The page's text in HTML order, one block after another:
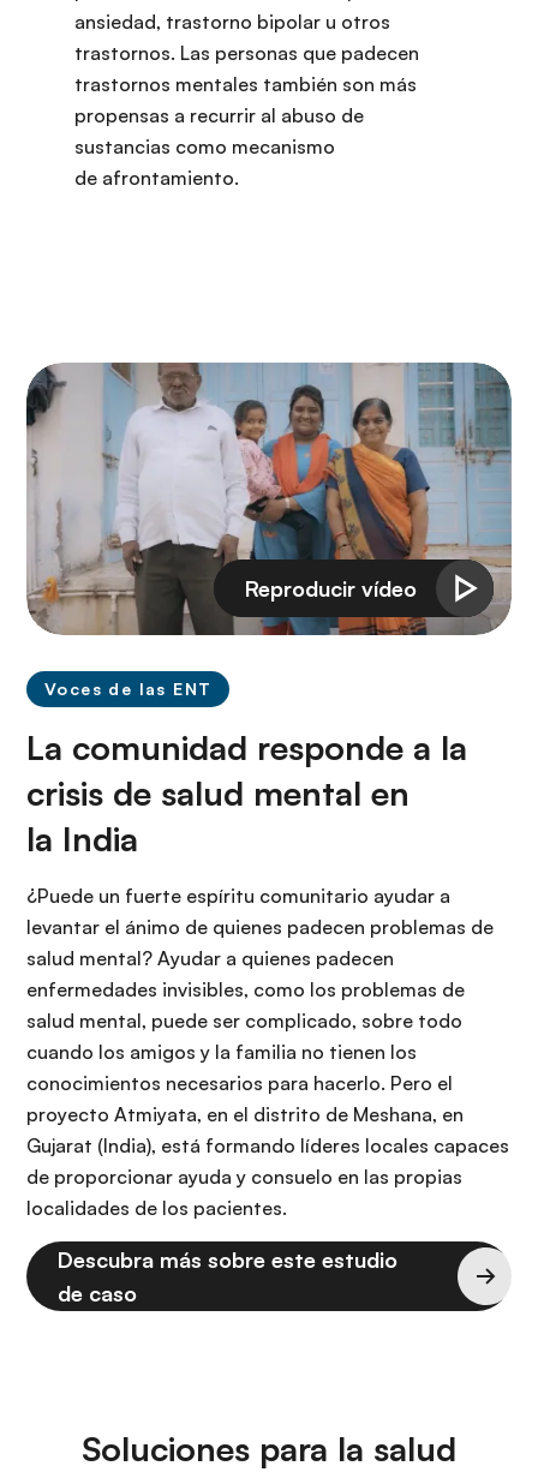
ansiedad, trastorno bipolar u otros
trastornos. Las personas que padecen
trastornos mentales también son más
propensas a recurrir al abuso de
sustancias como mecanismo
de afrontamiento.
Voces de las ENT
La comunidad responde a la
crisis de salud mental en
la India
¿Puede un fuerte espíritu comunitario ayudar a
levantar el ánimo de quienes padecen problemas de
salud mental? Ayudar a quienes padecen
enfermedades invisibles, como los problemas de
salud mental, puede ser complicado, sobre todo
cuando los amigos y la familia no tienen los
conocimientos necesarios para hacerlo. Pero el
proyecto Atmiyata, en el distrito de Meshana, en
Gujarat (India), está formando líderes locales capaces
de proporcionar ayuda y consuelo en las propias
localidades de los pacientes.
Descubra más sobre este estudio
de caso
Soluciones para la salud